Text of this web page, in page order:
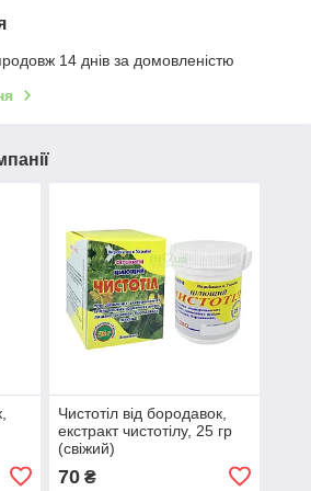
14 днів за домовленістю
Чистотіл від бородавок,
екстракт чистотілу, 25 гр
(свіжий)
70₴